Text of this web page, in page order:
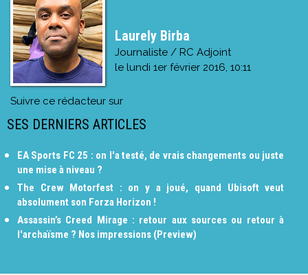
Laurely Birba
Journaliste / RC Adjoint
le lundi 1er février 2016, 10:11
Suivre ce rédacteur sur
SES DERNIERS ARTICLES
EA Sports FC 25 : on l'a testé, de vrais changements ou juste
une mise à niveau ?
The Crew Motorfest : on y a joué, quand Ubisoft veut
absolument son Forza Horizon !
Assassin’s Creed Mirage : retour aux sources ou retour à
l'archaïsme ? Nos impressions (Preview)